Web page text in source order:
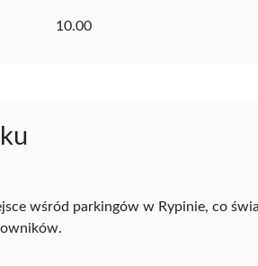
10.00
wśród parkingów w Rypinie, co